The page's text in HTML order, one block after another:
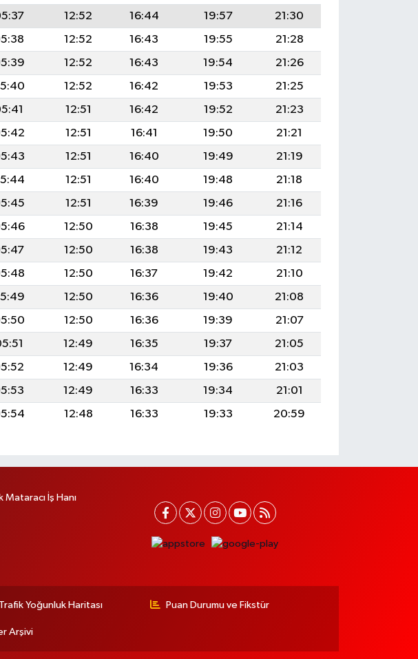
12:52 16:44 19:57
21:30
12:52 16:43 19:55
21:28
12:52 16:43 19:54
21:26
12:52 16:42 19:53
21:25
12:51 16:42 19:52
21:23
12:51 16:41 19:50
21:21
12:51 16:40 19:49
21:19
12:51 16:40 19:48
21:18
12:51 16:39 19:46
21:16
12:50 16:38 19:45
21:14
12:50 16:38 19:43
21:12
12:50 16:37 19:42
21:10
12:50 16:36 19:40
21:08
12:50 16:36 19:39
21:07
12:49 16:35 19:37
21:05
12:49 16:34 19:36
21:03
12:49 16:33 19:34
21:01
12:48 16:33 19:33 20:59
İş Hanı
Yoğunluk Haritası Puan Durumu ve Fikstür
Arşivi